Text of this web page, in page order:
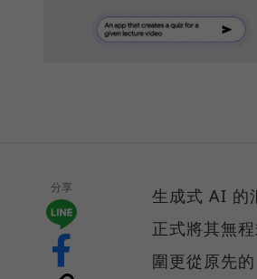
分享
生成式 AI 的
正式將其無
圍更從原先